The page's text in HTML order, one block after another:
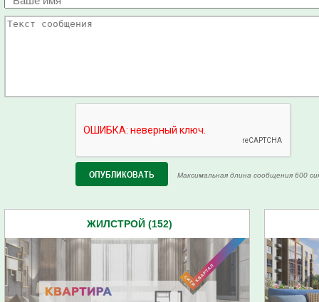
Максимальная длина сообщения 600
ЖИЛСТРОЙ (152)